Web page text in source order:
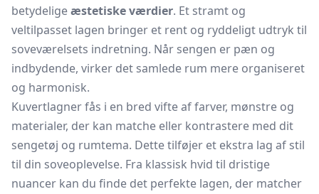
betydeligeæstetiske værdier. Et stramt og
veltilpasset lagen bringer et rent og ryddeligt udtryk til
soveværelsets indretning. Når sengen er pæn og
indbydende, virker det samlede rum mere organiseret
og harmonisk.
Kuvertlagner fås i en bred vifte af farver, mønstre og
materialer, der kan matche eller kontrastere med dit
sengetøj og rumtema. Dette tilføjer et ekstra lag af stil
til din soveoplevelse. Fra klassisk hvid til dristige
nuancer kan du finde det perfekte lagen, der matcher